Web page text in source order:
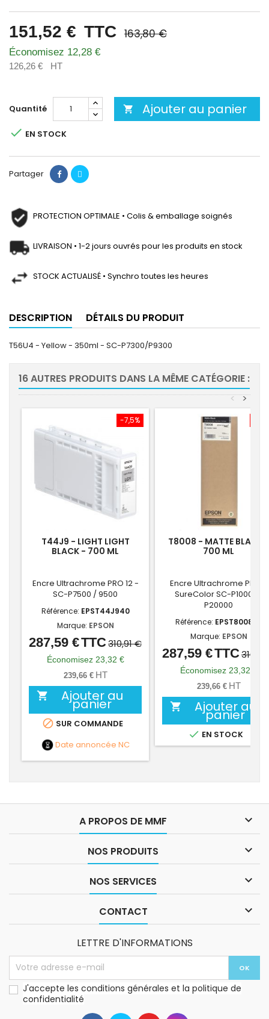
151,52 € TTC 163,80 €
Économisez 12,28 €
126,26 € HT
Quantité  Ajouter au panier
 EN STOCK
Partager
PROTECTION OPTIMALE • Colis & emballage soignés
LIVRAISON • 1-2 jours ouvrés pour les produits en stock
STOCK ACTUALISÉ • Synchro toutes les heures
DESCRIPTION DÉTAILS DU PRODUIT
T56U4 - Yellow - 350ml - SC-P7300/P9300
16 AUTRES PRODUITS DANS LA MÊME CATÉGORIE :
>
<
-7,5%
T44J9 - LIGHT LIGHT
BLACK - 700 ML
Encre Ultrachrome PRO 12 -
SC-P7500 / 9500
Référence: EPST44J940
Marque: EPSON
Prix
Prix
de
base
287,59 €TTC310,91 €
Économisez 23,32 €
239,66 € HT
 Ajouter au
panier
 SUR COMMANDE
Date annoncée NC
T8008 - MATTE BLACK -
700 ML
Encre Ultrachrome PRO -
SureColor SC-P10000 /
P20000
Référence: EPST800800
Marque: EPSON
Prix
Prix
de
base
287,59 €TTC
Économisez 23,32 €
239,66 € HT
 Ajouter au
panier
 EN STOCK
A PROPOS DE MMF 
NOS PRODUITS 
NOS SERVICES 
CONTACT 
LETTRE D'INFORMATIONS
J'accepte les conditions générales et la politique de
confidentialité